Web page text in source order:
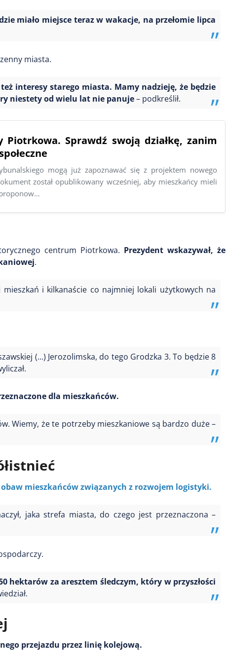
miało miejsce teraz w wakacje, na przełomie lipca
miasta.
też interesy starego miasta. Mamy nadzieję, że będzie
niestety od wielu lat nie panuje– podkreślił.
Piotrkowa. Sprawdź swoją działkę, zanim
mogą już zapoznawać się z projektem nowego
został opublikowany wcześniej, aby mieszkańcy mieli
centrum Piotrkowa. Prezydent wskazywał, że
.
i kilkanaście co najmniej lokali użytkowych na
(...) Jerozolimska, do tego Grodzka 3. To będzie 8
dla mieszkańców.
Wiemy, że te potrzeby mieszkaniowe są bardzo duże –
obaw mieszkańców związanych z rozwojem logistyki.
jaka strefa miasta, do czego jest przeznaczona –
hektarów za aresztem śledczym, który w przyszłości
przejazdu przez linię kolejową.